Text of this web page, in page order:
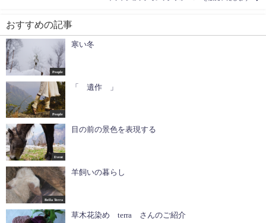
おすすめの記事
People
寒い冬
People
「 遺作 」⁡⁡
Event
目の前の景色を表現する
Bella Terra
羊飼いの暮らし
草木花染め terra さんのご紹介